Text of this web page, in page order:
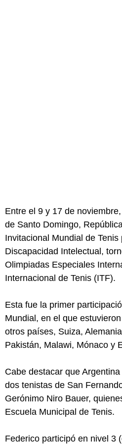
Entre el 9 y 17 de
de Santo Domingo,
Invitacional Mundial de
Discapacidad Intelectual,
Olimpiadas Especiales
Internacional de Tenis (ITF).
Esta fue la primer
Mundial, en el que
otros países, Suiza,
Pakistán, Malawi, Mónaco y
Cabe destacar que
dos tenistas de San
Gerónimo Niro Bauer,
Escuela Municipal de Tenis.
Federico participó en nivel 3